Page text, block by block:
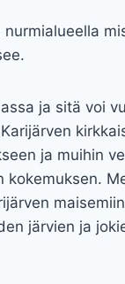
ja sitä voi
ja muihin
järvien ja